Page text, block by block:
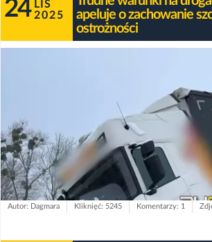
24 LIS
2025
apeluje o zachowanie
ostrożności
Autor: Dagmara Kliknięć: 5245 Komentarzy: 1